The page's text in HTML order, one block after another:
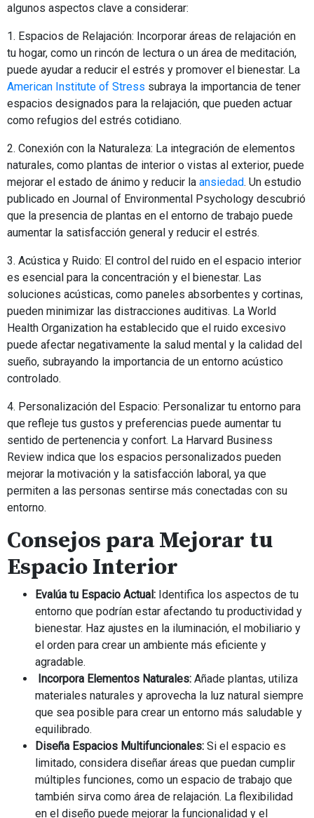
algunos aspectos clave a considerar:
1. Espacios de Relajación: Incorporar áreas de relajación en
tu hogar, como un rincón de lectura o un área de meditación,
puede ayudar a reducir el estrés y promover el bienestar. La
American Institute of Stress subraya la importancia de tener
espacios designados para la relajación, que pueden actuar
como refugios del estrés cotidiano.
2. Conexión con la Naturaleza: La integración de elementos
naturales, como plantas de interior o vistas al exterior, puede
mejorar el estado de ánimo y reducir la ansiedad. Un estudio
publicado en Journal of Environmental Psychology descubrió
que la presencia de plantas en el entorno de trabajo puede
aumentar la satisfacción general y reducir el estrés.
3. Acústica y Ruido: El control del ruido en el espacio interior
es esencial para la concentración y el bienestar. Las
soluciones acústicas, como paneles absorbentes y cortinas,
pueden minimizar las distracciones auditivas. La World
Health Organization ha establecido que el ruido excesivo
puede afectar negativamente la salud mental y la calidad del
sueño, subrayando la importancia de un entorno acústico
controlado.
4. Personalización del Espacio: Personalizar tu entorno para
que refleje tus gustos y preferencias puede aumentar tu
sentido de pertenencia y confort. La Harvard Business
Review indica que los espacios personalizados pueden
mejorar la motivación y la satisfacción laboral, ya que
permiten a las personas sentirse más conectadas con su
entorno.
Consejos para Mejorar tu
Espacio Interior
Evalúa tu Espacio Actual: Identifica los aspectos de tu
entorno que podrían estar afectando tu productividad y
bienestar. Haz ajustes en la iluminación, el mobiliario y
el orden para crear un ambiente más eficiente y
agradable.
Incorpora Elementos Naturales: Añade plantas, utiliza
materiales naturales y aprovecha la luz natural siempre
que sea posible para crear un entorno más saludable y
equilibrado.
Diseña Espacios Multifuncionales: Si el espacio es
limitado, considera diseñar áreas que puedan cumplir
múltiples funciones, como un espacio de trabajo que
también sirva como área de relajación. La flexibilidad
en el diseño puede mejorar la funcionalidad y el